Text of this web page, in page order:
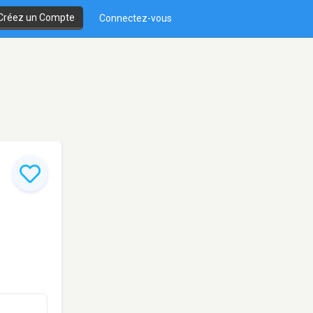
un Compte Connectez-vous